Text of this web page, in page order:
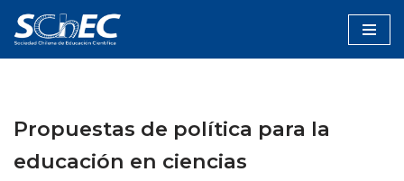
Saltar
Propuestas de política para la
educación en ciencias